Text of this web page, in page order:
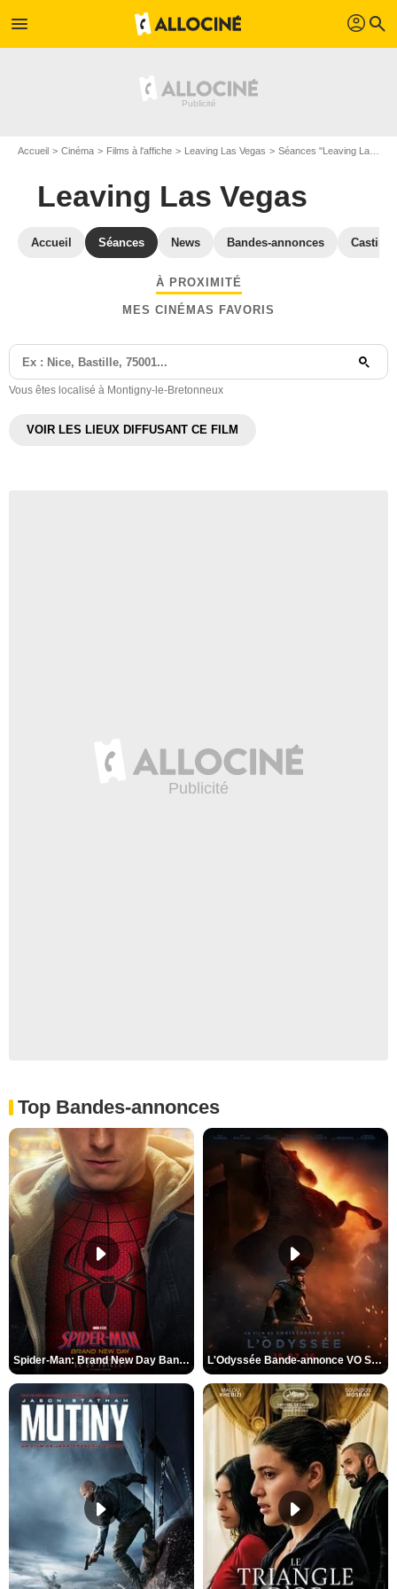
menu profil search
Accueil Cinéma Films à l'affiche Leaving Las Vegas Séances "Leaving Las Vegas" Yvelines
Leaving Las Vegas
Accueil Séances News Bandes-annonces Casting
À PROXIMITÉ
MES CINÉMAS FAVORIS
Vous êtes localisé à Montigny-le-Bretonneux
VOIR LES LIEUX DIFFUSANT CE FILM
Top Bandes-annonces
Spider-Man: Brand New Day Bande-annonce VO STFR L'Odyssée Bande-annonce VO STFR